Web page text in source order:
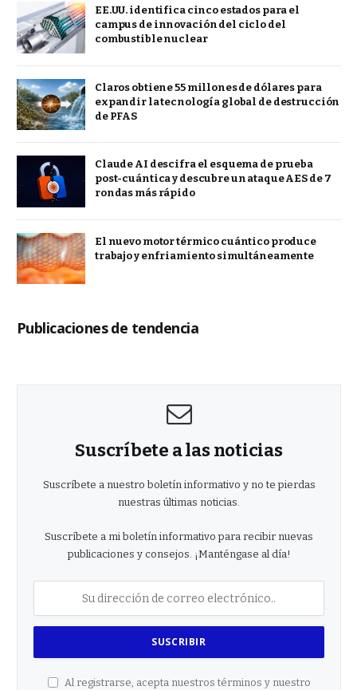
EE.UU. identifica cinco estados para el
campus de innovación del ciclo del
combustible nuclear
Claros obtiene 55 millones de dólares para
expandir la tecnología global de destrucción
de PFAS
Claude AI descifra el esquema de prueba
post-cuántica y descubre un ataque AES de 7
rondas más rápido
El nuevo motor térmico cuántico produce
trabajo y enfriamiento simultáneamente
Publicaciones de tendencia
Suscríbete a las noticias
Suscríbete a nuestro boletín informativo y no te pierdas
nuestras últimas noticias.
Suscríbete a mi boletín informativo para recibir nuevas
publicaciones y consejos. ¡Manténgase al día!
Al registrarse, acepta nuestros términos y nuestro